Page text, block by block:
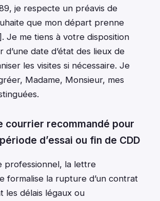
je respecte un préavis de
que mon départ prenne
Je me tiens à votre disposition
d’une date d’état des lieux de
les visites si nécessaire. Je
Madame, Monsieur, mes
courrier recommandé pour
d’essai ou fin de CDD
professionnel, la lettre
formalise la rupture d’un contrat
les délais légaux ou